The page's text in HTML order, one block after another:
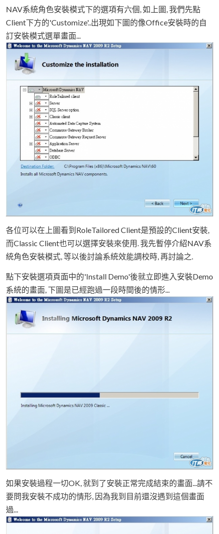
NAV系統角色安裝模式下的選項有六個, 如上圖, 我們先點
Client下方的'Customize'..出現如下圖的像Office安裝時的自
訂安裝模式選單畫面...
各位可以在上圖看到RoleTailored Client是預設的Client安裝,
而Classic Client也可以選擇安裝來使用. 我先暫停介紹NAV系
統角色安裝模式, 等以後討論系統效能調校時, 再討論之.
點下安裝選項頁面中的'Install Demo'後就立即進入安裝Demo
系統的畫面, 下圖是已經跑過一段時間後的情形...
如果安裝過程一切OK, 就到了安裝正常完成結束的畫面...請不
要問我安裝不成功的情形, 因為我到目前還沒遇到這個畫面
過...